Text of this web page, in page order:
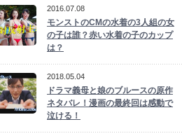
2016.07.08
モンストのCMの水着の3人組の女
の子は誰？赤い水着の子のカップ
は？
2018.05.04
ドラマ義母と娘のブルースの原作
ネタバレ！漫画の最終回は感動で
泣ける！